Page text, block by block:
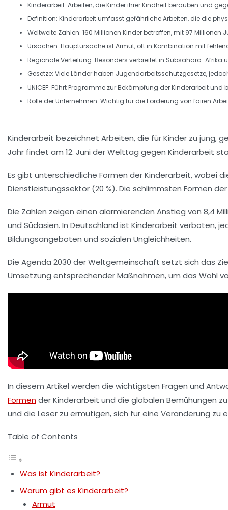
Kinderarbeit: Arbeiten, die Kinder ihrer Kindheit berauben und
Definition: Kinderarbeitumfasst gefährliche Arbeiten, die die
Weltweite Zahlen: 160 Millionen Kinder betroffen, mit 97 Millionen
Ursachen: Hauptursache istArmut, oft in Kombination mit
Regionale Verteilung: Besonders verbreitet in Subsahara-Afrika
Gesetze: Viele Länder haben Jugendarbeitsschutzgesetze,
UNICEF: Führt Programme zur Bekämpfung derKinderarbeitund
Rolle der Unternehmen: Wichtig für die Förderung von fairen
Kinderarbeit bezeichnet Arbeiten, die fürKinder zu jung,
Jahr findet am 12. Juni derWelttag gegen Kinderarbeit
Es gibt unterschiedliche Formen derKinderarbeit, wobei
Dienstleistungssektor (20 %). Die schlimmsten Formen
Die Zahlen zeigen einen alarmierenden Anstieg von 8,4
und Südasien. In Deutschland ist Kinderarbeit verboten,
Bildungsangeboten und sozialen Ungleichheiten.
Die Agenda 2030 der Weltgemeinschaft setzt sich das
Umsetzung entsprechender Maßnahmen, um das Wohl
In diesem Artikel werden die wichtigsten Fragen und
Formender Kinderarbeit und die globalen Bemühungen
und die Leser zu ermutigen, sich für eine Veränderung zu
Table of Contents
Was ist Kinderarbeit?
Warum gibt es Kinderarbeit?
Armut